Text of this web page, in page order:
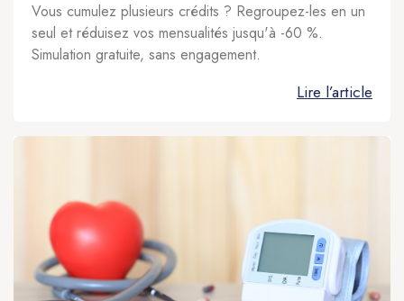
Vous cumulez plusieurs crédits ? Regroupez-les en un
seul et réduisez vos mensualités jusqu'à -60 %.
Simulation gratuite, sans engagement.
Lire l’article